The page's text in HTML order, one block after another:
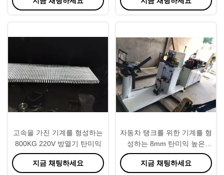
고속을 가진 기계를 형성하는
800KG 220V 방열기 탄미익
지금 채팅하세요
자동차 탱크를 위한 기계를 형
성하는 8mm 탄미익 높은
0.08mm 두꺼운 탄미익
지금 채팅하세요